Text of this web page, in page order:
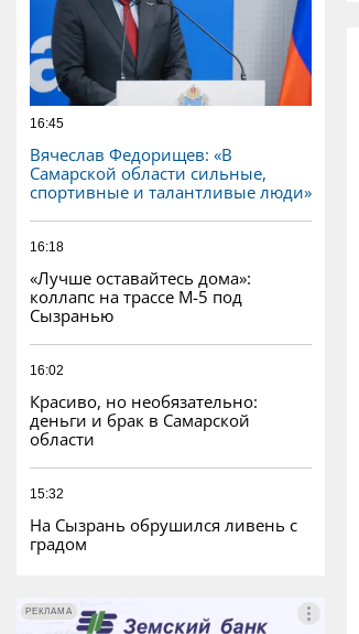
16:45
Вячеслав Федорищев: «В
Самарской области сильные,
спортивные и талантливые люди»
16:18
«Лучше оставайтесь дома»:
коллапс на трассе М-5 под
Сызранью
16:02
Красиво, но необязательно:
деньги и брак в Самарской
области
15:32
На Сызрань обрушился ливень с
градом
РЕКЛАМА
РЕКЛАМА